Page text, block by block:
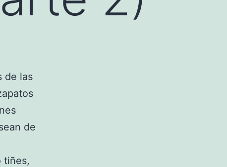
de las
de
tiñes,